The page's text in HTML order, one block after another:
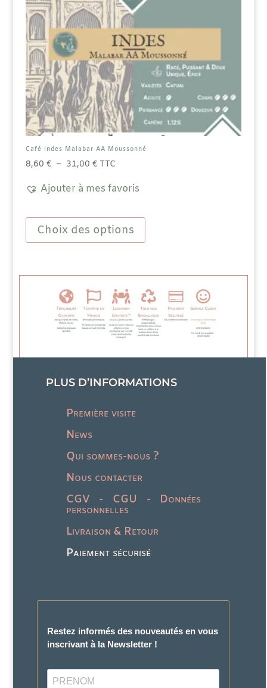
produit
Café Indes Malabar AA Moussonné
8,60 € – 31,00 €Plage
prix :
à
31,00 €
TTC
Ajouter à mes favoris
Choix des options
plusieurs
être
choisies
la
page
PLUS D’INFORMATIONS
Première visite
News
Qui sommes-nous ?
Nous contacter
CGV - CGU - Données
personnelles
Livraison & Retour
Paiement sécurisé